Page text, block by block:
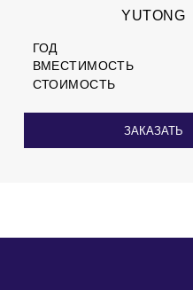
YUTONG
ГОД
ВМЕСТИМОСТЬ
СТОИМОСТЬ
ЗАКАЗАТЬ